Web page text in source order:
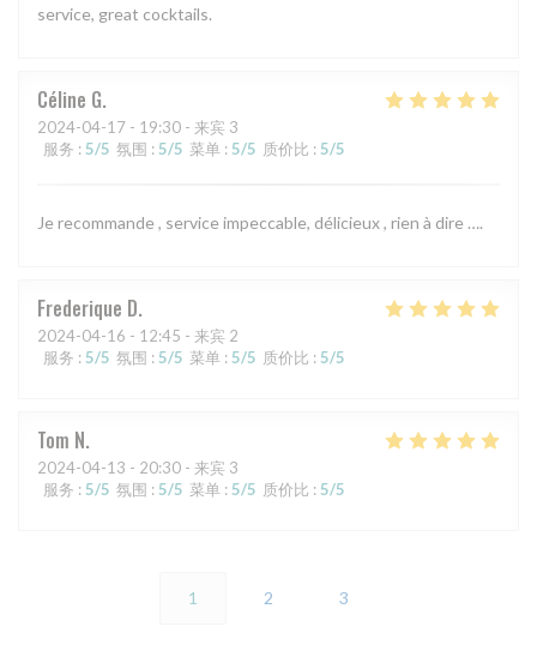
service, great cocktails.
Céline G
2024-04-17 - 19:30 - 来宾 3
服务 : 5/5 氛围 : 5/5 菜单 : 5/5 质价比 : 5/5
Je recommande , service impeccable, délicieux , rien à dire ….
Frederique D
2024-04-16 - 12:45 - 来宾 2
服务 : 5/5 氛围 : 5/5 菜单 : 5/5 质价比 : 5/5
Tom N
2024-04-13 - 20:30 - 来宾 3
服务 : 5/5 氛围 : 5/5 菜单 : 5/5 质价比 : 5/5
1 2 3